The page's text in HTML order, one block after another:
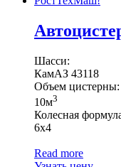
Шасси:
КамАЗ 43118
Объем цистерны:
10м3
Колесная
6х4
Read more